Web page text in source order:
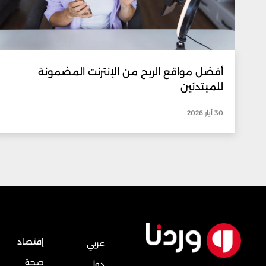
أفضل مواقع الربح من الإنترنت المضمونة
للمبتدئين
30 أيار 2026
عربي
إقتصاد
صحة